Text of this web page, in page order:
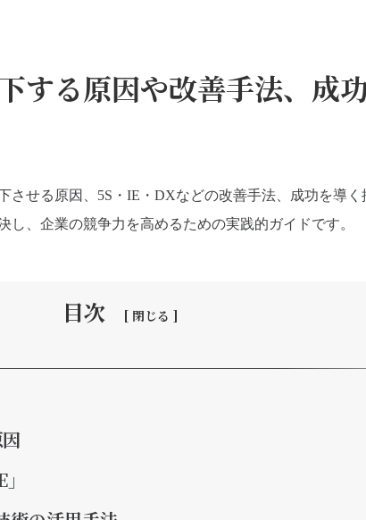
する原因や改善手法、成
させる原因、5S・IE・DXなどの改善手法、成功を導
、企業の競争力を高めるための実践的ガイドです。
目次